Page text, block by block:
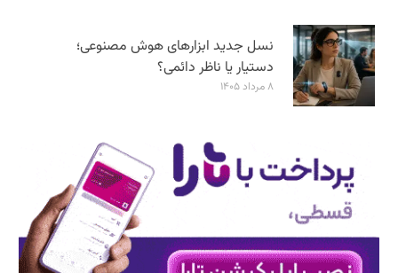
نسل جدید ابزارهای هوش مصنوعی؛
دستیار یا ناظر دائمی؟
۸ مرداد ۱۴۰۵